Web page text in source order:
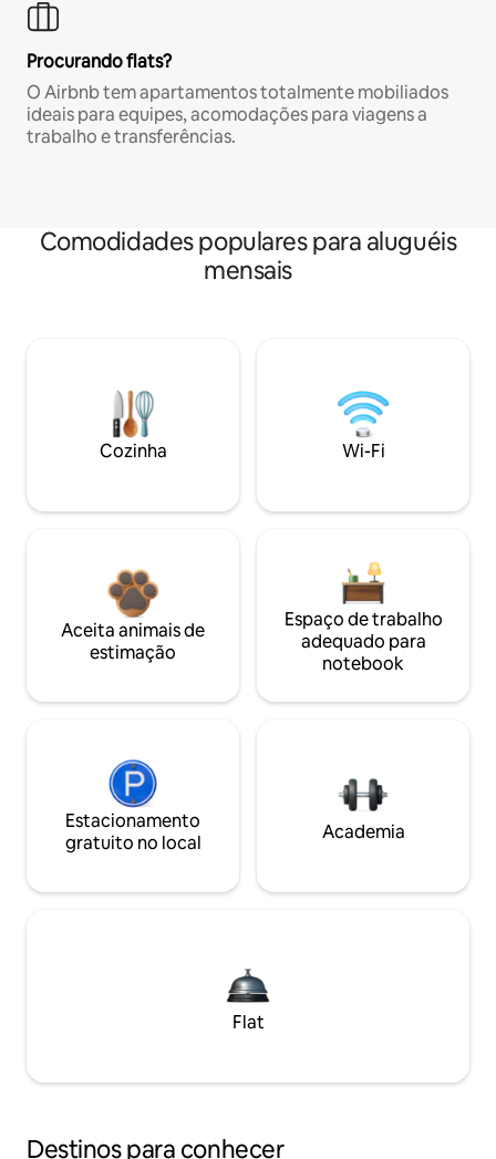
Procurando flats?
O Airbnb tem apartamentos totalmente mobiliados
ideais para equipes, acomodações para viagens a
trabalho e transferências.
Comodidades populares para aluguéis
mensais
Cozinha Wi-Fi
Aceita animais de
estimação
Espaço de trabalho
adequado para
notebook
Estacionamento
gratuito no local
Academia
Flat
Destinos para conhecer